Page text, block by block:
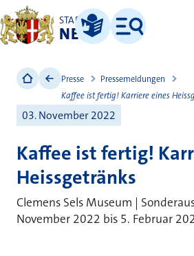
STADT
NEUSS
Leichte Sprache
Menü
Presse
Pressemeldungen
Kaffee ist fertig! Karriere eines
03. November 2022
Kaffee ist fertig!
Heissgetränks
Clemens Sels Museum |
November 2022 bis 5. Februar